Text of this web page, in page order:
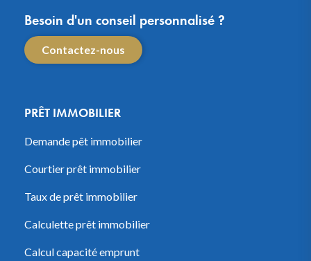
Besoin d'un conseil personnalisé ?
Contactez-nous
PRÊT IMMOBILIER
Demande pêt immobilier
Courtier prêt immobilier
Taux de prêt immobilier
Calculette prêt immobilier
Calcul capacité emprunt